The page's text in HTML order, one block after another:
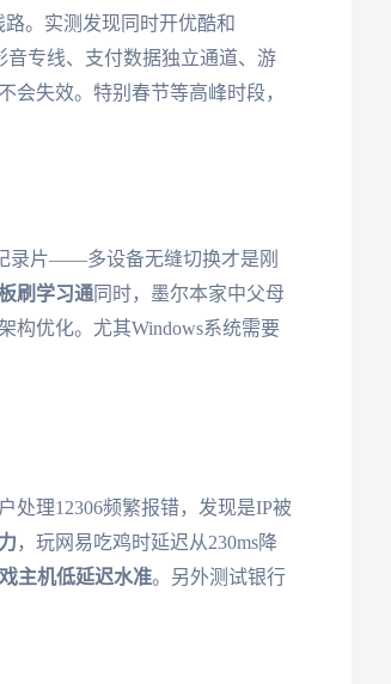
。实测发现同时开优酷和
音专线、支付数据独立通道、游
会失效。特别春节等高峰时段，
录片——多设备无缝切换才是刚
刷学习通 同时，墨尔本家中父母
构优化。尤其Windows系统需要
处理12306频繁报错，发现是IP被
，玩网易吃鸡时延迟从230ms降
主机低延迟水准。另外测试银行